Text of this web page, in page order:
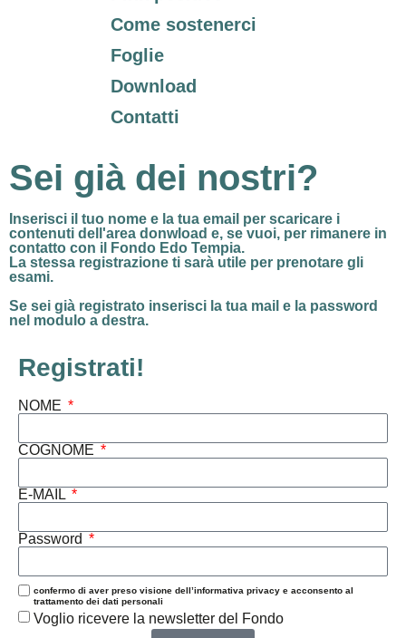
Come sostenerci
Foglie
Download
Contatti
Sei già dei nostri?
Inserisci il tuo nome e la tua email per scaricare i
contenuti dell'area donwload e, se vuoi, per rimanere in
contatto con il Fondo Edo Tempia.
La stessa registrazione ti sarà utile per prenotare gli
esami.
Se sei già registrato inserisci la tua mail e la password
nel modulo a destra.
Registrati!
NOME
COGNOME
E-MAIL
Password
confermo di aver preso visione dell’informativa privacy e acconsento al
trattamento dei dati personali
Voglio ricevere la newsletter del Fondo